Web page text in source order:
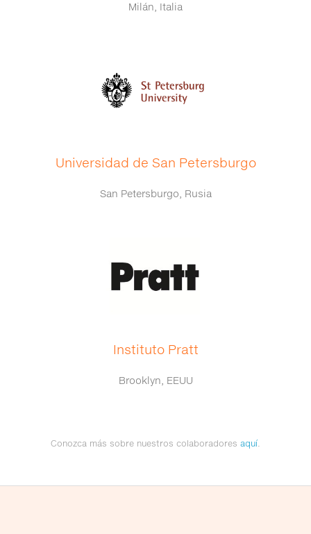
Milán, Italia
Universidad de San Petersburgo
San Petersburgo, Rusia
Instituto Pratt
Brooklyn, EEUU
Conozca más sobre nuestros colaboradores aquí.